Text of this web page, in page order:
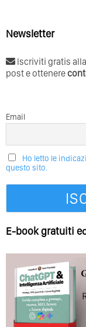
Newsletter
Iscriviti gratis
post e ottenere
Email
Ho letto le
questo sito.
E-book gratuiti